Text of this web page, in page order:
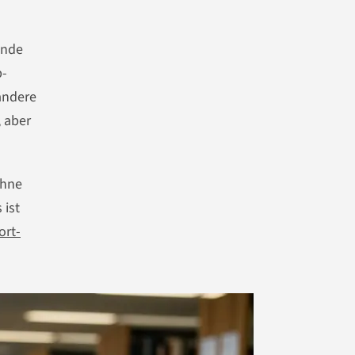
ist